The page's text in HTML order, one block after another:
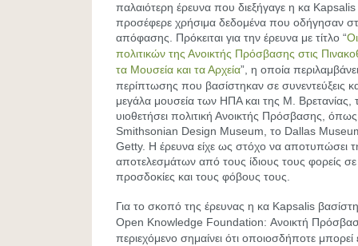
παλαιότερη έρευνα που διεξήγαγε η κα
προσέφερε χρήσιμα δεδομένα που οδήγησαν
απόφασης. Πρόκειται για την έρευνα με τίτλο “
πολιτικών της Ανοικτής Πρόσβασης στις
τα Μουσεία και τα Αρχεία”, η οποία
περίπτωσης που βασίστηκαν σε συνεντεύξεις
μεγάλα μουσεία των ΗΠΑ και της Μ. Βρετανίας,
υιοθετήσει πολιτική Ανοικτής Πρόσβασης,
Smithsonian Design Museum, το Dallas
Getty. Η έρευνα είχε ως στόχο να αποτυπώσει
αποτελεσμάτων από τους ίδιους τους φορείς σε
προσδοκίες και τους φόβους τους.
Για το σκοπό της έρευνας η κα Kapsalis
Open Knowledge Foundation: Ανοικτή
περιεχόμενο σημαίνει ότι οποιοσδήποτε